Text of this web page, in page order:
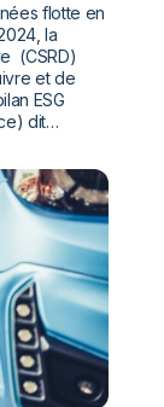
flotte en
la
(CSRD)
et de
ESG
dit…